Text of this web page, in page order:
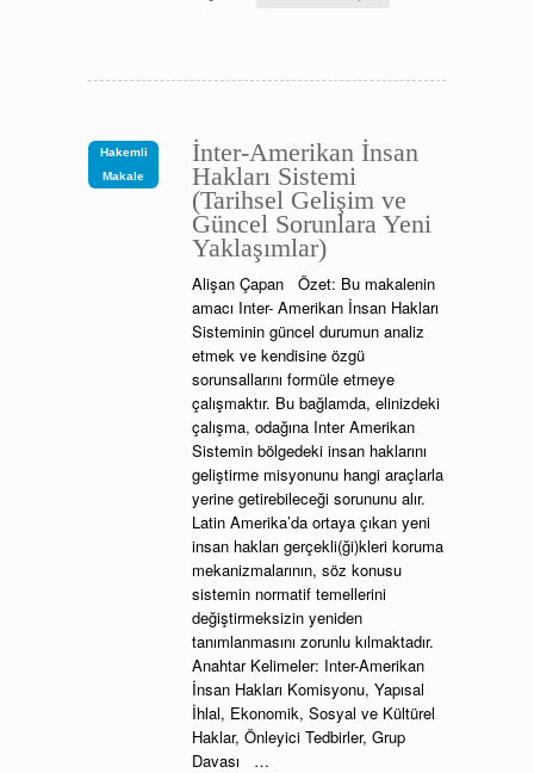
Hakemli
Makale
İnter-Amerikan İnsan
Hakları Sistemi
(Tarihsel Gelişim ve
Güncel Sorunlara Yeni
Yaklaşımlar)
Alişan Çapan Özet: Bu makalenin
amacı Inter- Amerikan İnsan Hakları
Sisteminin güncel durumun analiz
etmek ve kendisine özgü
sorunsallarını formüle etmeye
çalışmaktır. Bu bağlamda, elinizdeki
çalışma, odağına Inter Amerikan
Sistemin bölgedeki insan haklarını
geliştirme misyonunu hangi araçlarla
yerine getirebileceği sorununu alır.
Latin Amerika’da ortaya çıkan yeni
insan hakları gerçekli(ği)kleri koruma
mekanizmalarının, söz konusu
sistemin normatif temellerini
değiştirmeksizin yeniden
tanımlanmasını zorunlu kılmaktadır.
Anahtar Kelimeler: Inter-Amerikan
İnsan Hakları Komisyonu, Yapısal
İhlal, Ekonomik, Sosyal ve Kültürel
Haklar, Önleyici Tedbirler, Grup
Davası …